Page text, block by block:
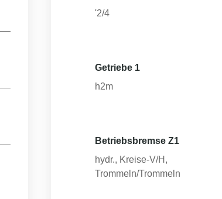
'2/4
Getriebe 1
h2m
Betriebsbremse Z1
hydr., Kreise-V/H,
Trommeln/Trommeln